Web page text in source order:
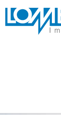
Zum
Inhalt